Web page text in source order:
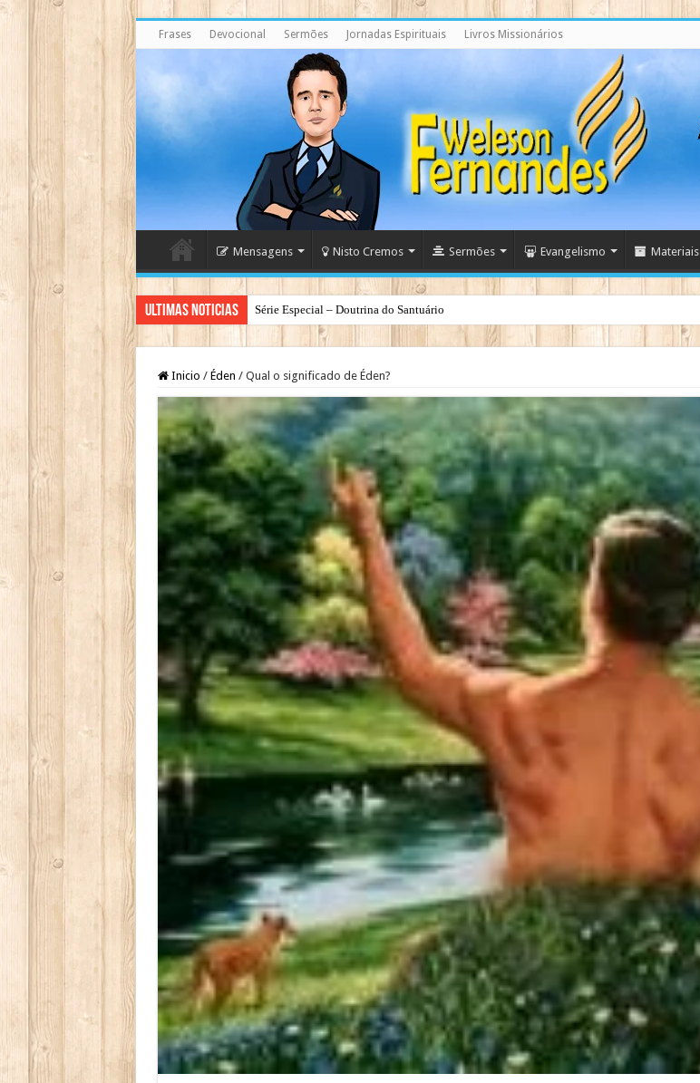
Frases Devocional Sermões Jornadas Espirituais Livros Missionários
Mensagens Nisto Cremos Sermões Evangelismo Materiais
Ultimas Noticias Série Especial – Doutrina do Santuário
Inicio / Éden / Qual o significado de Éden?